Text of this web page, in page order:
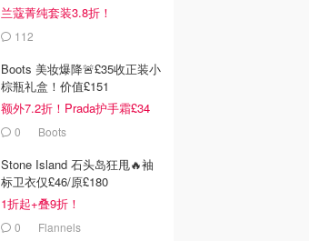
兰蔻菁纯套装3.8折！
112
Boots 美妆爆降🚨£35收正装小
棕瓶礼盒！价值£151
额外7.2折！Prada护手霜£34
0 Boots
Stone Island 石头岛狂甩🔥袖
标卫衣仅£46/原£180
1折起+叠9折！
0 Flannels